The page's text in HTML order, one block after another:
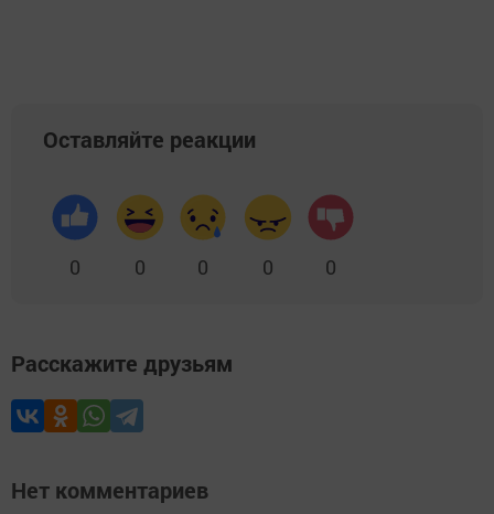
Оставляйте реакции
0 0 0 0 0
Расскажите друзьям
Нет комментариев